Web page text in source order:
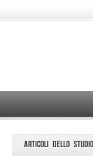
ARTICOLI DELLO STUDIO